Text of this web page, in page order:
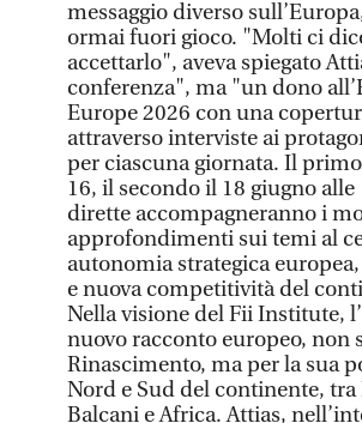
messaggio diverso
ormai fuori gioco. "Molti ci
accettarlo", aveva spiegato
conferenza", ma "un dono
Europe 2026 con una
attraverso interviste ai
per ciascuna giornata. Il
16, il secondo il 18 giugno
dirette accompagneranno i
approfondimenti sui temi al
autonomia strategica
e nuova competitività del
Nella visione del Fii Institute,
nuovo racconto europeo,
Rinascimento, ma per la sua
Nord e Sud del continente,
Balcani e Africa. Attias,